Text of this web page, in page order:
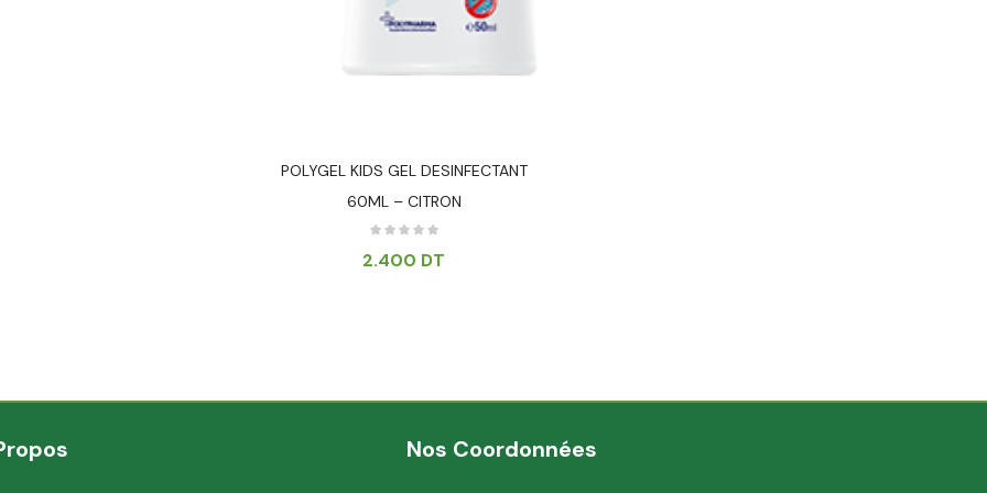
POLYGEL KIDS GEL DESINFECTANT
60ML – CITRON
2.400 DT
Nos Coordonnées